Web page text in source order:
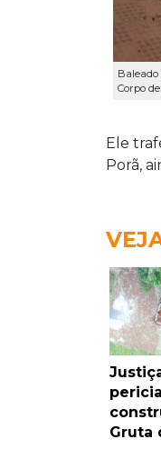
Corpo
Ele
Porã,
Gruta